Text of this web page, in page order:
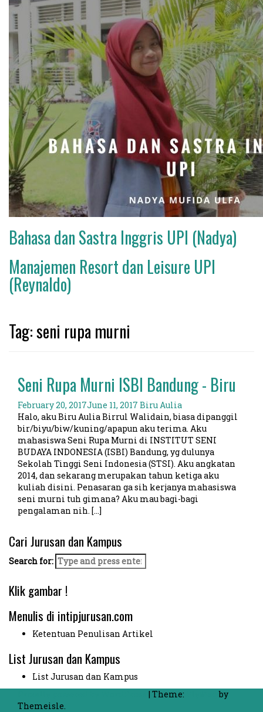
Bahasa dan Sastra Inggris UPI (Nadya)
Manajemen Resort dan Leisure UPI
(Reynaldo)
Tag: seni rupa murni
Seni Rupa Murni ISBI Bandung - Biru
February 20, 2017June 11, 2017 Biru Aulia
Halo, aku Biru Aulia Birrul Walidain, biasa dipanggil
bir/biyu/biw/kuning/apapun aku terima. Aku
mahasiswa Seni Rupa Murni di INSTITUT SENI
BUDAYA INDONESIA (ISBI) Bandung, yg dulunya
Sekolah Tinggi Seni Indonesia (STSI). Aku angkatan
2014, dan sekarang merupakan tahun ketiga aku
kuliah disini. Penasaran ga sih kerjanya mahasiswa
seni murni tuh gimana? Aku mau bagi-bagi
pengalaman nih. […]
Cari Jurusan dan Kampus
Search for:
Klik gambar !
Menulis di intipjurusan.com
Ketentuan Penulisan Artikel
List Jurusan dan Kampus
List Jurusan dan Kampus
| Theme:
by
Themeisle.